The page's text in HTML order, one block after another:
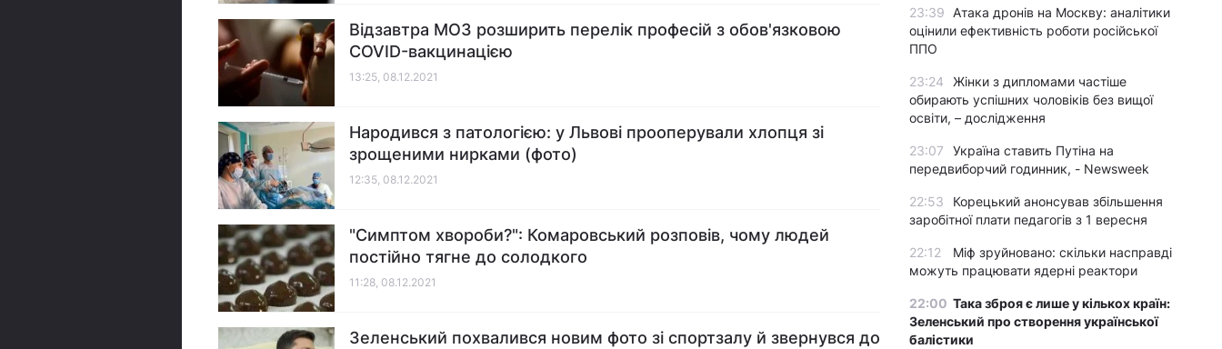
Відзавтра МОЗ розширить перелік професій з обов'язковою
COVID-вакцинацією
13:25, 08.12.2021
Народився з патологією: у Львові прооперували хлопця зі
зрощеними нирками (фото)
12:35, 08.12.2021
"Симптом хвороби?": Комаровський розповів, чому людей
постійно тягне до солодкого
11:28, 08.12.2021
Зеленський похвалився новим фото зі спортзалу й звернувся до
23:39
Атака дронів на Москву: аналітики
оцінили ефективність роботи російської
ППО
23:24
Жінки з дипломами частіше
обирають успішних чоловіків без вищої
освіти, – дослідження
23:07
Україна ставить Путіна на
передвиборчий годинник, - Newsweek
22:53
Корецький анонсував збільшення
заробітної плати педагогів з 1 вересня
22:12
Міф зруйновано: скільки насправді
можуть працювати ядерні реактори
22:00 Така зброя є лише у кількох країн:
Зеленський про створення української
балістики